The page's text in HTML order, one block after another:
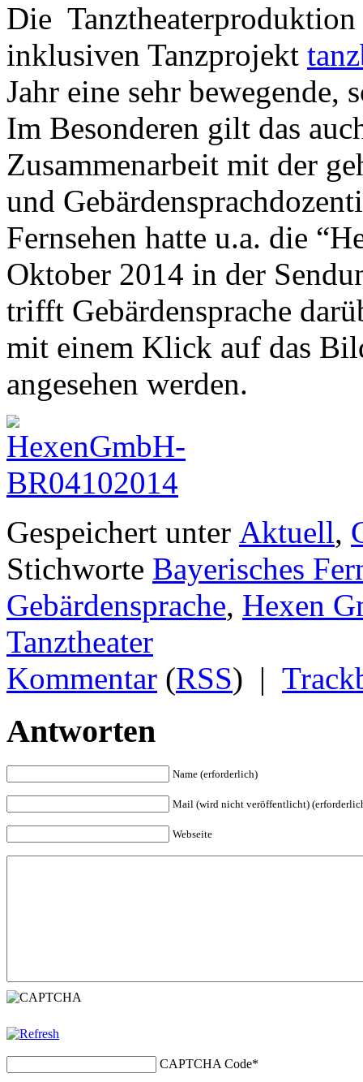
Die Tanztheaterproduktion
inklusiven Tanzprojekt
Jahr eine sehr bewegende,
Im Besonderen gilt das
Zusammenarbeit mit der
und
Fernsehen hatte u.a. die
Oktober 2014 in der
trifft Gebärdensprache
mit einem Klick auf das
angesehen werden.
Gespeichert unter Aktuell,
Stichworte Bayerisches
Gebärdensprache, Hexen
Tanztheater
Kommentar (RSS) |
Antworten
Name (erforderlich)
Mail (wird nicht veröffentlicht)
Webseite
CAPTCHA Code*